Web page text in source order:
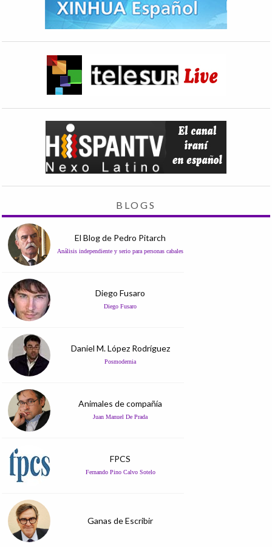
BLOGS
El Blog de Pedro Pitarch
Análisis independiente y serio para personas cabales
Diego Fusaro
Diego Fusaro
Daniel M. López Rodríguez
Posmodernia
Animales de compañía
Juan Manuel De Prada
FPCS
Fernando Pino Calvo Sotelo
Ganas de Escribir